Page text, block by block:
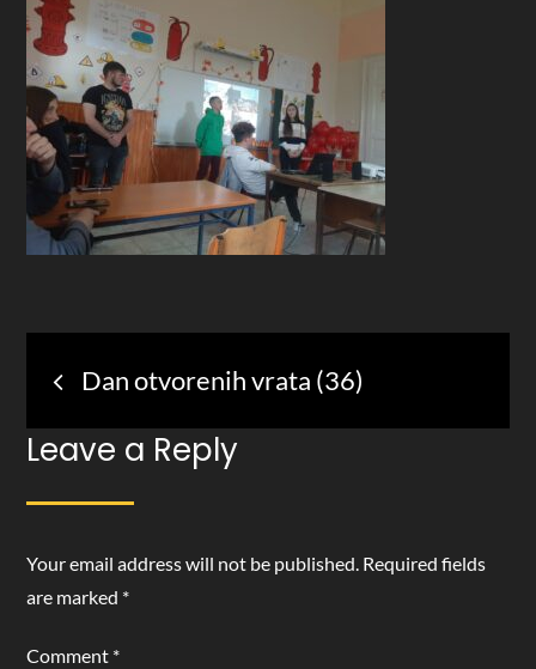
Post
navigation
Dan otvorenih vrata (36)
Leave a Reply
Your email address will not be published. Required fields
are marked *
Comment *